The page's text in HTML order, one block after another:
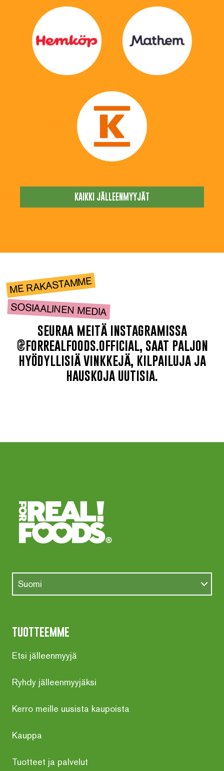
KAIKKI JÄLLEENMYYJÄT
ME RAKASTAMME
SOSIAALINEN MEDIA
seuraa meitä instagramissa
@forrealfoods.official, saat paljon
hyödyllisiä vinkkejä, kilpailuja ja
hauskoja uutisia.
Suomi
tuotteemme
Etsi jälleenmyyjä
Ryhdy jälleenmyyjäksi
Kerro meille uusista kaupoista
Kauppa
Tuotteet ja palvelut